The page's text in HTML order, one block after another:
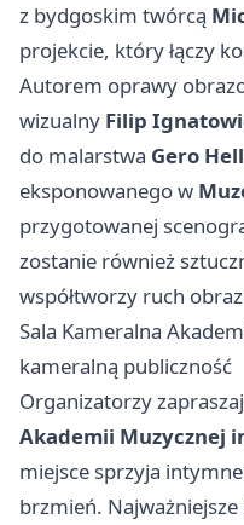
z bydgoskim twórcą
projekcie, który łączy
Autorem oprawy
wizualny Filip
do malarstwa Gero
eksponowanego w
przygotowanej
zostanie również
współtworzy ruch
Sala Kameralna
kameralną publiczność
Organizatorzy
Akademii Muzycznej
miejsce sprzyja
brzmień.